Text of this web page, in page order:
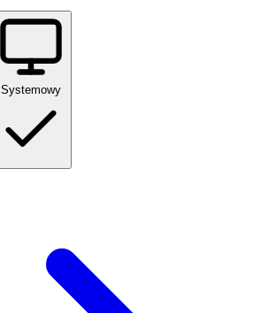
Systemowy